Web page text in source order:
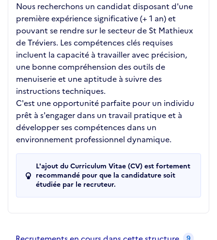
Nous recherchons un candidat disposant d'une
première expérience significative (+ 1 an) et
pouvant se rendre sur le secteur de St Mathieux
de Tréviers. Les compétences clés requises
incluent la capacité à travailler avec précision,
une bonne compréhension des outils de
menuiserie et une aptitude à suivre des
instructions techniques.
C'est une opportunité parfaite pour un individu
prêt à s'engager dans un travail pratique et à
développer ses compétences dans un
environnement professionnel dynamique.
L'ajout du Curriculum Vitae (CV) est fortement
recommandé pour que la candidature soit
étudiée par le recruteur.